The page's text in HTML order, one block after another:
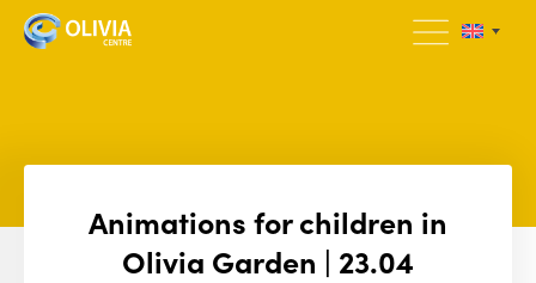
Animations for children in
Olivia Garden | 23.04